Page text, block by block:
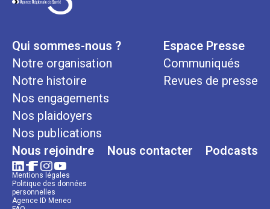
Qui sommes-nous ?
Notre organisation
Notre histoire
Nos engagements
Nos plaidoyers
Nos publications
Espace Presse
Communiqués
Revues de presse
Nous rejoindre Nous contacter Podcasts
Mentions légales
Politique des données
personnelles
Agence ID Meneo